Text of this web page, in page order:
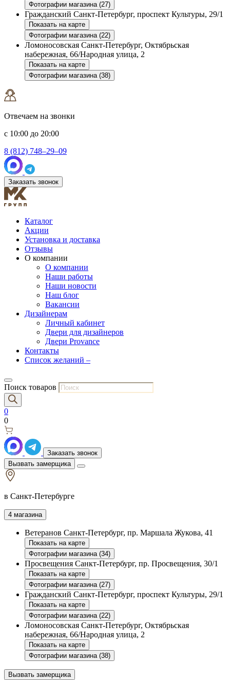
Фотографии магазина (27)
Гражданский Санкт-Петербург, проспект Культуры, 29/1
Показать на карте
Фотографии магазина (22)
Ломоносовская Санкт-Петербург, Октябрьская
набережная, 66/Народная улица, 2
Показать на карте
Фотографии магазина (38)
Отвечаем на звонки
с 10:00 до 20:00
8 (812) 748–29–09
Заказать звонок
Каталог
Акции
Установка и доставка
Отзывы
О компании
О компании
Наши работы
Наши новости
Наш блог
Вакансии
Дизайнерам
Личный кабинет
Двери для дизайнеров
Двери Provance
Контакты
Список желаний –
Поиск товаров
0
0
Заказать звонок
Вызвать замерщика
в Санкт-Петербурге
4 магазина
Ветеранов Санкт-Петербург, пр. Маршала Жукова, 41
Показать на карте
Фотографии магазина (34)
Просвещения Санкт-Петербург, пр. Просвещения, 30/1
Показать на карте
Фотографии магазина (27)
Гражданский Санкт-Петербург, проспект Культуры, 29/1
Показать на карте
Фотографии магазина (22)
Ломоносовская Санкт-Петербург, Октябрьская
набережная, 66/Народная улица, 2
Показать на карте
Фотографии магазина (38)
Вызвать замерщика